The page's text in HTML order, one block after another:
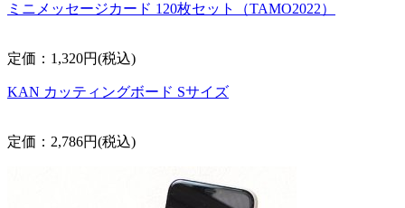
ミニメッセージカード 120枚セット（TAMO2022）
定価：1,320円(税込)
KAN カッティングボード Sサイズ
定価：2,786円(税込)